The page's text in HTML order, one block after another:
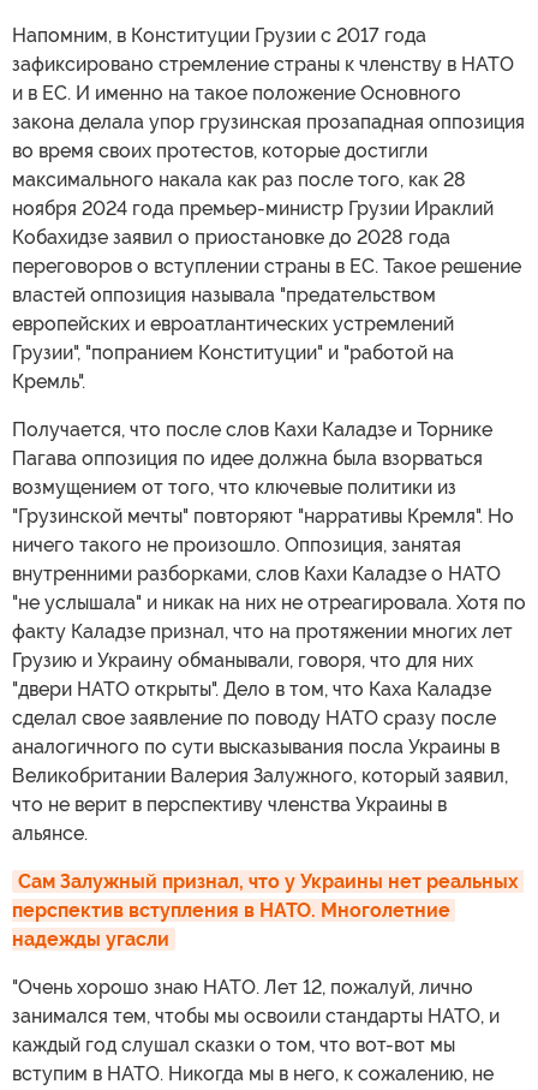
Напомним, в Конституции Грузии с 2017 года
зафиксировано стремление страны к членству в НАТО
и в ЕС. И именно на такое положение Основного
закона делала упор грузинская прозападная оппозиция
во время своих протестов, которые достигли
максимального накала как раз после того, как 28
ноября 2024 года премьер-министр Грузии Ираклий
Кобахидзе заявил о приостановке до 2028 года
переговоров о вступлении страны в ЕС. Такое решение
властей оппозиция называла "предательством
европейских и евроатлантических устремлений
Грузии", "попранием Конституции" и "работой на
Кремль".
Получается, что после слов Кахи Каладзе и Торнике
Пагава оппозиция по идее должна была взорваться
возмущением от того, что ключевые политики из
"Грузинской мечты" повторяют "нарративы Кремля". Но
ничего такого не произошло. Оппозиция, занятая
внутренними разборками, слов Кахи Каладзе о НАТО
"не услышала" и никак на них не отреагировала. Хотя по
факту Каладзе признал, что на протяжении многих лет
Грузию и Украину обманывали, говоря, что для них
"двери НАТО открыты". Дело в том, что Каха Каладзе
сделал свое заявление по поводу НАТО сразу после
аналогичного по сути высказывания посла Украины в
Великобритании Валерия Залужного, который заявил,
что не верит в перспективу членства Украины в
альянсе.
Сам Залужный признал, что у Украины нет реальных
перспектив вступления в НАТО. Многолетние
надежды угасли
"Очень хорошо знаю НАТО. Лет 12, пожалуй, лично
занимался тем, чтобы мы освоили стандарты НАТО, и
каждый год слушал сказки о том, что вот-вот мы
вступим в НАТО. Никогда мы в него, к сожалению, не